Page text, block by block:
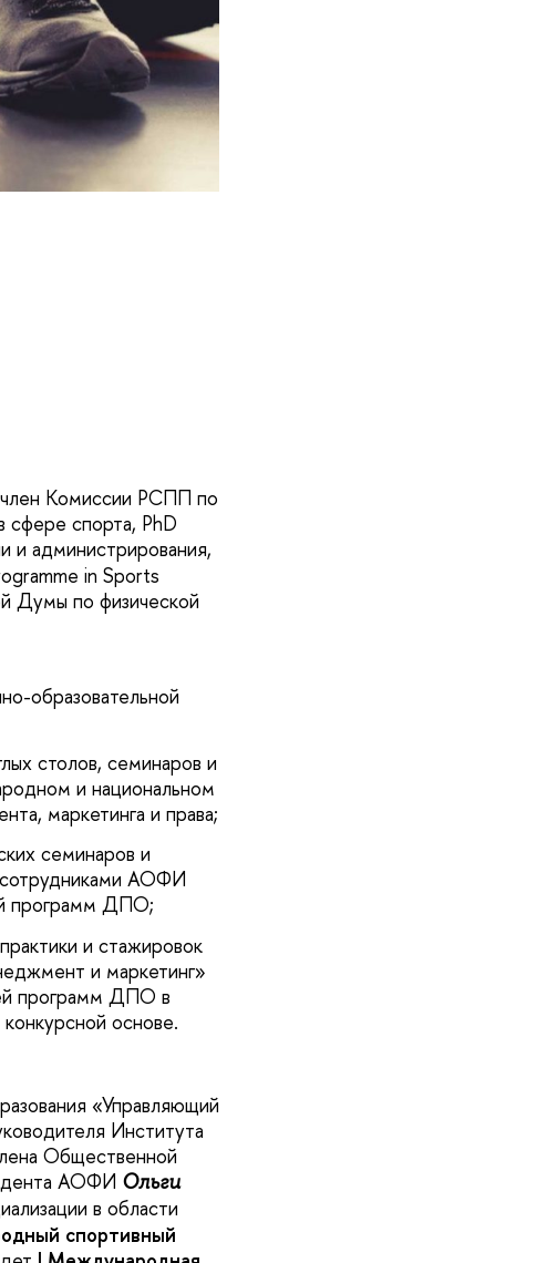
Комиссии РСПП по
спорта, PhD
и администрирования,
in Sports
Думы по физической
образовательной
столов, семинаров и
и национальном
маркетинга и права;
семинаров и
сотрудниками АОФИ
программ ДПО;
и стажировок
и маркетинг»
программ ДПО в
основе.
«Управляющий
Института
Общественной
АОФИ Ольги
в области
спортивный